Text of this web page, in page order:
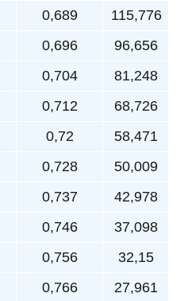
0,689
115,776
0,696 96,656
0,704 81,248
0,712
68,726
0,72 58,471
0,728 50,009
0,737 42,978
0,746
37,098
0,756 32,15
0,766 27,961